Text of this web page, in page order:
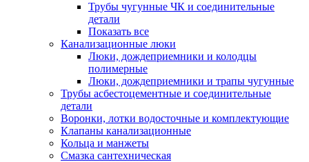
Трубы чугунные ЧК и соединительные
детали
Показать все
Канализационные люки
Люки, дождеприемники и колодцы
полимерные
Люки, дождеприемники и трапы чугунные
Трубы асбестоцементные и соединительные
детали
Воронки, лотки водосточные и комплектующие
Клапаны канализационные
Кольца и манжеты
Смазка сантехническая